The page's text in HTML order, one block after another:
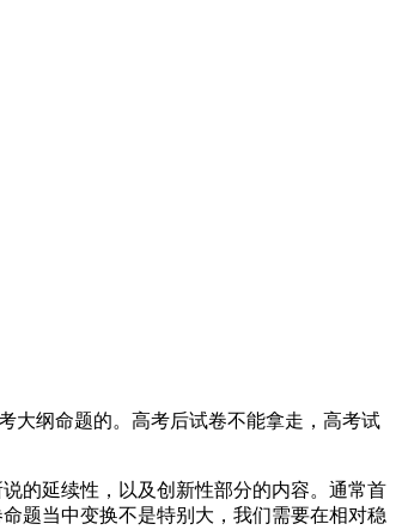
大纲命题的。高考后试卷不能拿走，高考试
的延续性，以及创新性部分的内容。通常首
题当中变换不是特别大，我们需要在相对稳